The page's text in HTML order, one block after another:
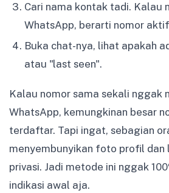
Cari nama kontak tadi. Kalau
WhatsApp, berarti nomor
Buka chat-nya, lihat apakah
atau "last seen".
Kalau nomor sama sekali nggak
WhatsApp, kemungkinan besar
terdaftar. Tapi ingat, sebagian
menyembunyikan foto profil dan
privasi. Jadi metode ini nggak
indikasi awal aja.